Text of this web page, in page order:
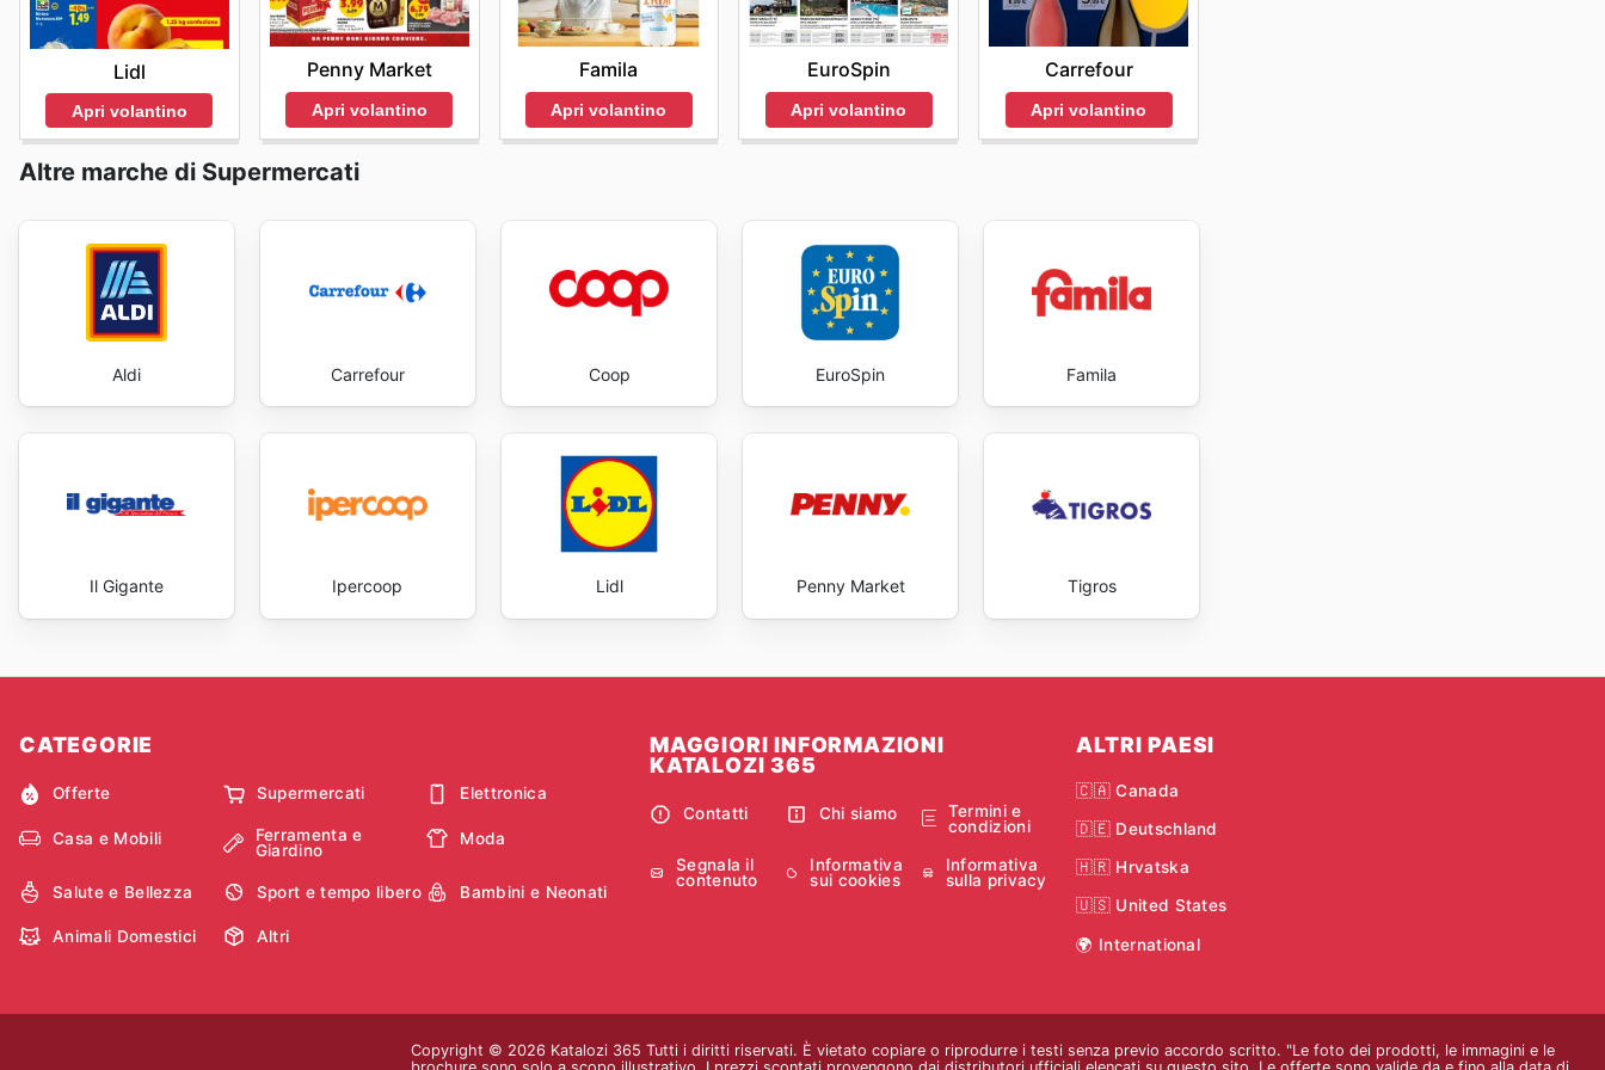
Consigli Utili
Si consiglia ai clienti di tenere presente che la disponibilità dei prodotti, le promozioni in corso e le opzioni di spedizione
possono variare a seconda della località. Per sfruttare al meglio lo shopping online con Premium Cash&Carry, i clienti
sono invitati a visitare il sito web ufficiale o a contattare il servizio clienti per ottenere informazioni dettagliate e
aggiornate.
Lidl
Apri volantino
Penny Market
Apri volantino
Famila
Apri volantino
EuroSpin
Apri volantino
Carrefour
Apri volantino
Altre marche di Supermercati
Aldi Carrefour Coop EuroSpin Famila
Il Gigante Ipercoop Lidl Penny Market Tigros
CATEGORIE
Offerte Supermercati Elettronica
Casa e Mobili
Ferramenta e
Giardino
Moda
Salute e Bellezza Sport e tempo libero Bambini e Neonati
Animali Domestici Altri
MAGGIORI INFORMAZIONI
KATALOZI 365
Contatti Chi siamo
Termini e
condizioni
Segnala il
contenuto
Informativa
sui cookies
Informativa
sulla privacy
ALTRI PAESI
🇨🇦 Canada
🇩🇪 Deutschland
🇭🇷 Hrvatska
🇺🇸 United States
🌍 International
Copyright © 2026 Katalozi 365 Tutti i diritti riservati. È vietato copiare o riprodurre i testi senza previo accordo scritto. "Le foto dei prodotti, le immagini e le